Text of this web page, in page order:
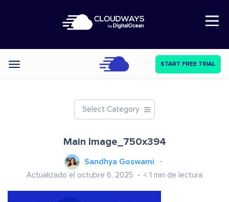
Open Nav
Categories START FREE TRIAL
Select Category
Main Image_750x394
Sandhya Goswami
Actualizado el octubre 6, 2025 < 1 min de lectura